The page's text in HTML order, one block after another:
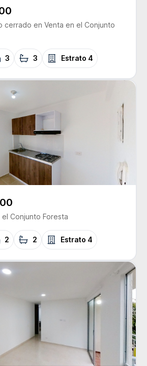
cerrado en Venta en el Conjunto
3 3 Estrato 4
el Conjunto Foresta
2 2 Estrato 4